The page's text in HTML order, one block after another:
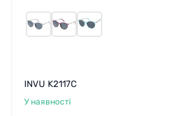
INVU K2117C
У наявності